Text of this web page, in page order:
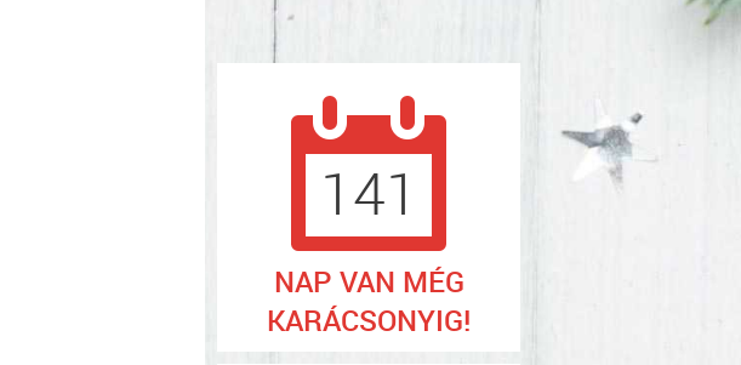
141
NAP VAN MÉG
KARÁCSONYIG!